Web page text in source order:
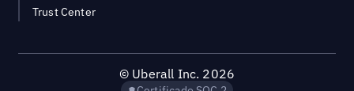
Trust Center
© Uberall Inc. 2026